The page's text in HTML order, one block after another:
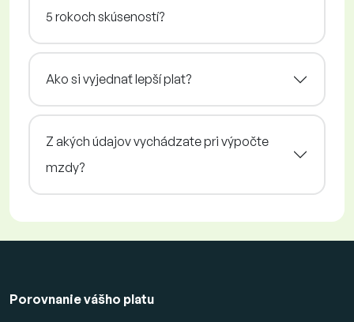
5 rokoch skúseností?
Ako si vyjednať lepší plat?
Z akých údajov vychádzate pri výpočte
mzdy?
Porovnanie vášho platu